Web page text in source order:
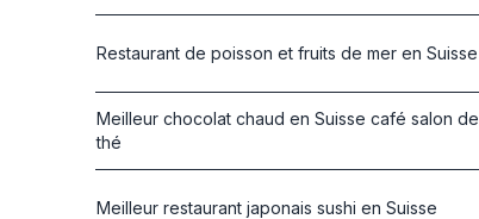
Restaurant de poisson et fruits de mer en Suisse
Meilleur chocolat chaud en Suisse café salon de
thé
Meilleur restaurant japonais sushi en Suisse